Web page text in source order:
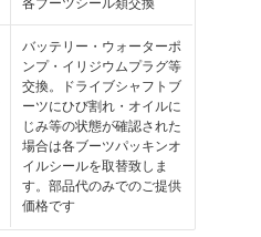
各ブーツシール類交換
バッテリー・ウォーターポ
ンプ・イリジウムプラグ等
交換。ドライブシャフトブ
ーツにひび割れ・オイルに
じみ等の状態が確認された
場合は各ブーツパッキンオ
イルシールを取替致しま
す。部品代のみでのご提供
価格です